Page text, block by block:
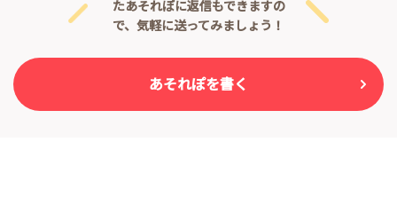
たあそれぽに返信もできますの
で、気軽に送ってみましょう！
あそれぽを書く